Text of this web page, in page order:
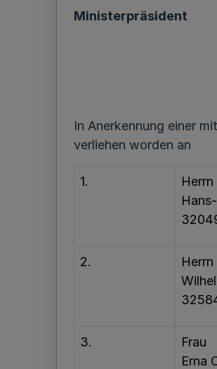
Ministerpräsident
In Anerkennung einer
verliehen worden an
1.
Herrn
2.
Herrn
3.
Frau
Erna